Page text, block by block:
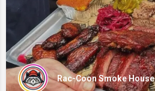
Rac-Coon Smoke House